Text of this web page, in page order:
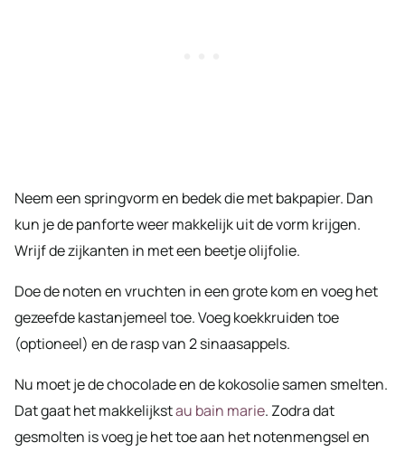
Neem een springvorm en bedek die met bakpapier. Dan
kun je de panforte weer makkelijk uit de vorm krijgen.
Wrijf de zijkanten in met een beetje olijfolie.
Doe de noten en vruchten in een grote kom en voeg het
gezeefde kastanjemeel toe. Voeg koekkruiden toe
(optioneel) en de rasp van 2 sinaasappels.
Nu moet je de chocolade en de kokosolie samen smelten.
Dat gaat het makkelijkstau bain marie. Zodra dat
gesmolten is voeg je het toe aan het notenmengsel en